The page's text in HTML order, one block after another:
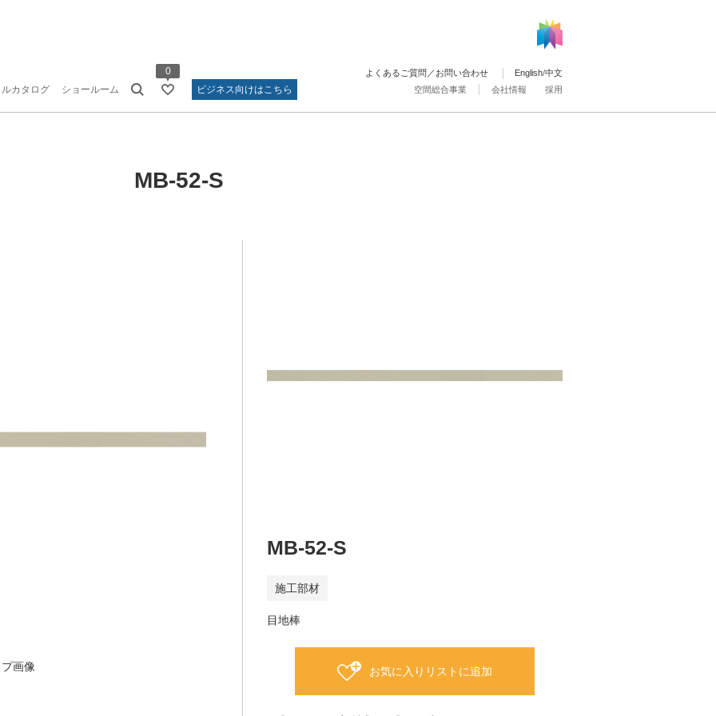
カタログ ショールーム
0
ビジネス向けはこちら
空間総合事業 会社情報 採用
よくあるご質問／お問い合わせ English/中文
MB-52-S
画像
MB-52-S
施工部材
目地棒
お気に入りリストに追加